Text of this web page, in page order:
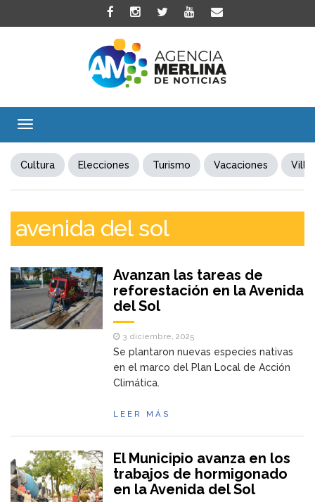
Toggle
Cultura Elecciones Turismo Vacaciones Villa
avenida del sol
Avanzan las tareas de
reforestación en la Avenida
del Sol
3 diciembre, 2025
Se plantaron nuevas especies nativas
en el marco del Plan Local de Acción
Climática.
LEER MÁS
El Municipio avanza en los
trabajos de hormigonado
en la Avenida del Sol